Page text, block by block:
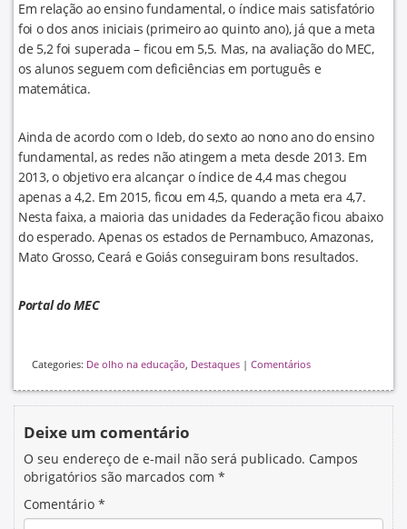
Em relação ao ensino fundamental, o índice mais satisfatório
foi o dos anos iniciais (primeiro ao quinto ano), já que a meta
de 5,2 foi superada – ficou em 5,5. Mas, na avaliação do MEC,
os alunos seguem com deficiências em português e
matemática.
Ainda de acordo com o Ideb, do sexto ao nono ano do ensino
fundamental, as redes não atingem a meta desde 2013. Em
2013, o objetivo era alcançar o índice de 4,4 mas chegou
apenas a 4,2. Em 2015, ficou em 4,5, quando a meta era 4,7.
Nesta faixa, a maioria das unidades da Federação ficou abaixo
do esperado. Apenas os estados de Pernambuco, Amazonas,
Mato Grosso, Ceará e Goiás conseguiram bons resultados.
Portal do MEC
Categories: De olho na educação, Destaques | Comentários
Deixe um comentário
O seu endereço de e-mail não será publicado. Campos
obrigatórios são marcados com *
Comentário *